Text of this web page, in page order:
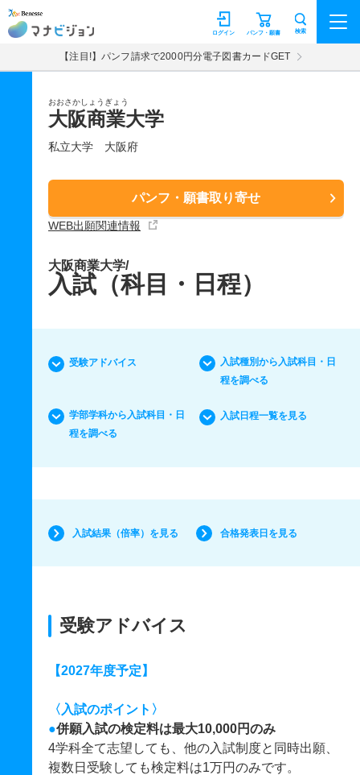
マナビジョン パンフ・願書
ログイン 検索
【注目!】パンフ請求で2000円分電子図書カードGET
おおさかしょうぎょう
大阪商業大学
私立大学 大阪府
パンフ・願書取り寄せ
WEB出願関連情報
大阪商業大学/
入試（科目・日程）
受験アドバイス
入試種別から入試科目・日
程を調べる
学部学科から入試科目・日
程を調べる
入試日程一覧を見る
入試結果（倍率）を見る 合格発表日を見る
受験アドバイス
【2027年度予定 】
〈入試のポイント〉
●併願入試の検定料は最大10,000円のみ
4学科全て志望しても、他の入試制度と同時出願、
複数日受験しても検定料は1万円のみです。